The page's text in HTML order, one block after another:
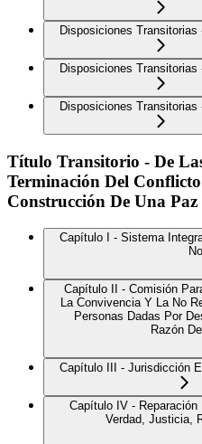
Disposiciones Transitorias
Disposiciones Transitorias
Disposiciones Transitorias
Título Transitorio - De
Terminación Del
Construcción De Una
Capítulo I - Sistema
Capítulo II - Comisión
La Convivencia Y La No
Personas Dadas Por
Razón
Capítulo III - Jurisdicción
Capítulo IV -
Verdad, Justicia,